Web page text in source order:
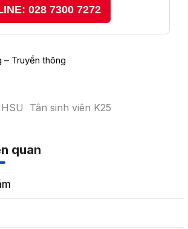
028 7300 7272
– Truyền thông
Tân sinh viên K25
quan